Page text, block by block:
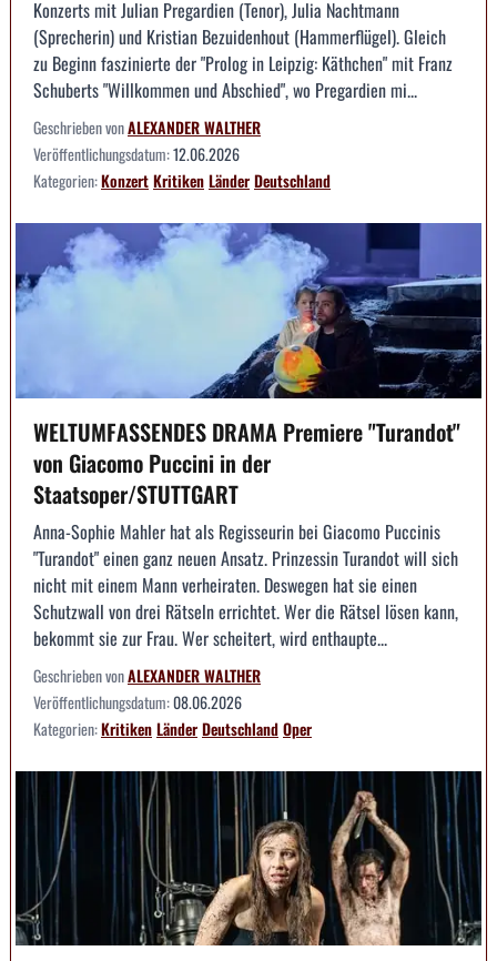
Konzerts mit Julian Pregardien (Tenor), Julia Nachtmann
(Sprecherin) und Kristian Bezuidenhout (Hammerflügel). Gleich
zu Beginn faszinierte der "Prolog in Leipzig: Käthchen" mit Franz
Schuberts "Willkommen und Abschied", wo Pregardien mi...
Geschrieben vonALEXANDER WALTHER
Veröffentlichungsdatum:12.06.2026
Kategorien:KonzertKritikenLänderDeutschland
WELTUMFASSENDES DRAMA Premiere "Turandot"
von Giacomo Puccini in der
Staatsoper/STUTTGART
Anna-Sophie Mahler hat als Regisseurin bei Giacomo Puccinis
"Turandot" einen ganz neuen Ansatz. Prinzessin Turandot will sich
nicht mit einem Mann verheiraten. Deswegen hat sie einen
Schutzwall von drei Rätseln errichtet. Wer die Rätsel lösen kann,
bekommt sie zur Frau. Wer scheitert, wird enthaupte...
Geschrieben vonALEXANDER WALTHER
Veröffentlichungsdatum:08.06.2026
Kategorien:KritikenLänderDeutschlandOper